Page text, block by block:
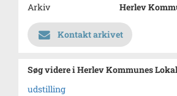
Arkiv
Herlev
Kontakt arkivet
Søg videre i Herlev Kommunes
udstilling